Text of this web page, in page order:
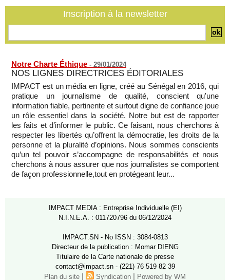
Inscription à la newsletter
Notre Charte Éthique - 29/01/2024
NOS LIGNES DIRECTRICES ÉDITORIALES
IMPACT est un média en ligne, créé au Sénégal en 2016, qui
pratique un journalisme de qualité, conscient qu'une
information fiable, pertinente et surtout digne de confiance joue
un rôle essentiel dans la société. Notre but est de rapporter
les faits et d’informer le public. Ce faisant, nous cherchons à
respecter les libertés qu’offrent la démocratie, les droits de la
personne et la pluralité d’opinions. Nous sommes conscients
qu’un tel pouvoir s’accompagne de responsabilités et nous
cherchons à nous assurer que nos journalistes se comportent
de façon professionnelle,tout en protégeant leur...
IMPACT MEDIA : Entreprise Individuelle (EI)
N.I.N.E.A. : 011720796 du 06/12/2024
IMPACT.SN - No ISSN : 3084-0813
Directeur de la publication : Momar DIENG
Titulaire de la Carte nationale de presse
contact@impact.sn - (221) 76 519 82 39
Plan du site | Syndication | Powered by WM